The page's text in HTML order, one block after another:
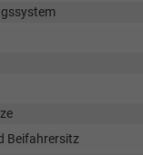
Beifahrersitz